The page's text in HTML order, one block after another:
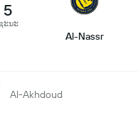
5
ະນະ
Al-Nassr
Al-Akhdoud